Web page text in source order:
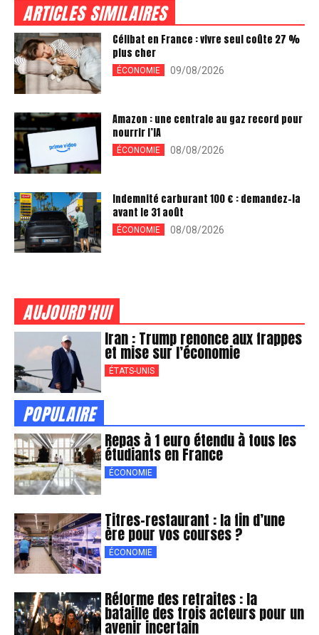
ARTICLES SIMILAIRES
Célibat en France : vivre seul coûte 27 %
plus cher
ÉCONOMIE 09/08/2026
Amazon : une centrale au gaz record pour
nourrir l’IA
ÉCONOMIE 08/08/2026
Indemnité carburant 100 € : demandez-la
avant le 31 août
ÉCONOMIE 08/08/2026
AUJOURD'HUI
Iran : Trump renonce aux frappes
et mise sur l’économie
ÉTATS-UNIS
POPULAIRE
Repas à 1 euro étendu à tous les
étudiants en France
ÉCONOMIE
Titres-restaurant : la fin d’une
ère pour vos courses ?
ÉCONOMIE
Réforme des retraites : la
bataille des trois acteurs pour un
avenir incertain